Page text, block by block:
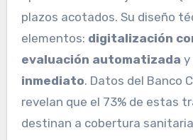
plazos acotados. Su diseño
elementos: digitalización
evaluación automatizada y
inmediato. Datos del Banco
revelan que el 73% de estas
destinan a cobertura